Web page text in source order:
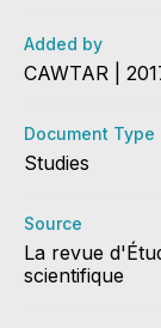
Added by
CAWTAR |
Document Type
Studies
Source
La revue
scientifique